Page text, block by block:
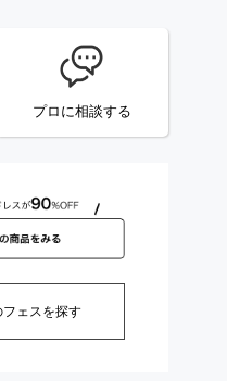
プロに相談する
ェスを探す